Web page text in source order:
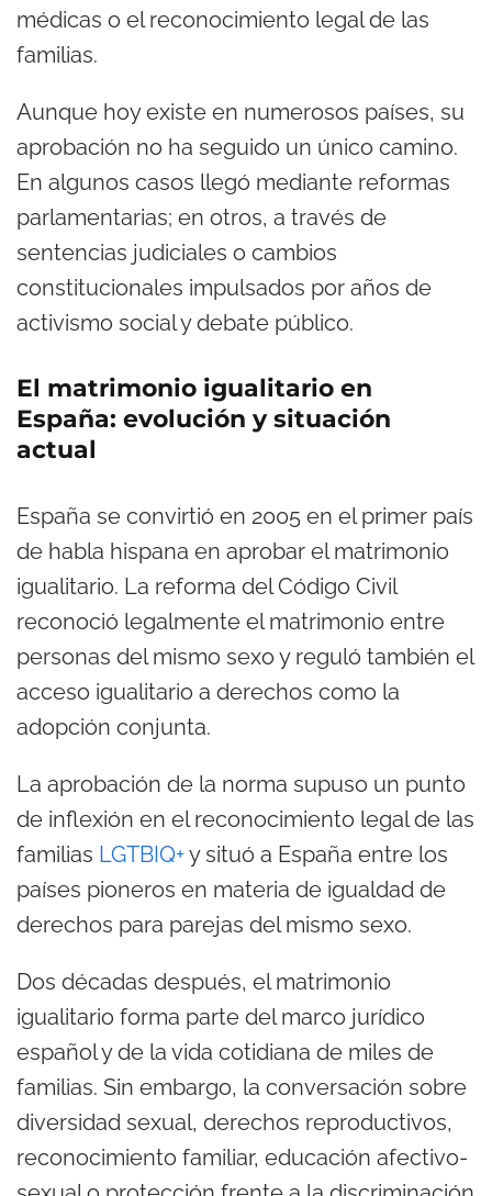
médicas o el reconocimiento legal de las
familias.
Aunque hoy existe en numerosos países, su
aprobación no ha seguido un único camino.
En algunos casos llegó mediante reformas
parlamentarias; en otros, a través de
sentencias judiciales o cambios
constitucionales impulsados por años de
activismo social y debate público.
El matrimonio igualitario en
España: evolución y situación
actual
España se convirtió en 2005 en el primer país
de habla hispana en aprobar el matrimonio
igualitario. La reforma del Código Civil
reconoció legalmente el matrimonio entre
personas del mismo sexo y reguló también el
acceso igualitario a derechos como la
adopción conjunta.
La aprobación de la norma supuso un punto
de inflexión en el reconocimiento legal de las
familias LGTBIQ+y situó a España entre los
países pioneros en materia de igualdad de
derechos para parejas del mismo sexo.
Dos décadas después, el matrimonio
igualitario forma parte del marco jurídico
español y de la vida cotidiana de miles de
familias. Sin embargo, la conversación sobre
diversidad sexual, derechos reproductivos,
reconocimiento familiar, educación afectivo-